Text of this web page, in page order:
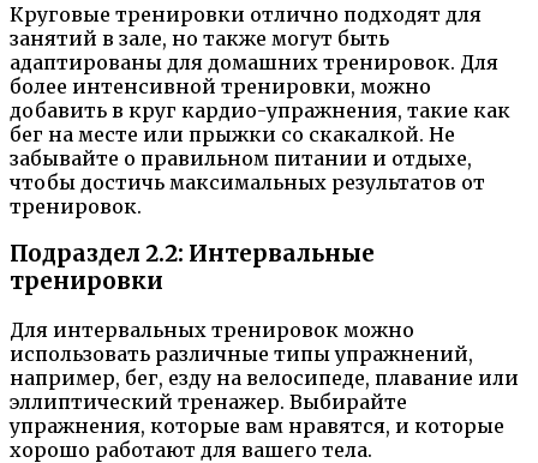
Круговые тренировки отлично подходят для
занятий в зале, но также могут быть
адаптированы для домашних тренировок. Для
более интенсивной тренировки, можно
добавить в круг кардио-упражнения, такие как
бег на месте или прыжки со скакалкой. Не
забывайте о правильном питании и отдыхе,
чтобы достичь максимальных результатов от
тренировок.
Подраздел 2.2: Интервальные
тренировки
Для интервальных тренировок можно
использовать различные типы упражнений,
например, бег, езду на велосипеде, плавание или
эллиптический тренажер. Выбирайте
упражнения, которые вам нравятся, и которые
хорошо работают для вашего тела.